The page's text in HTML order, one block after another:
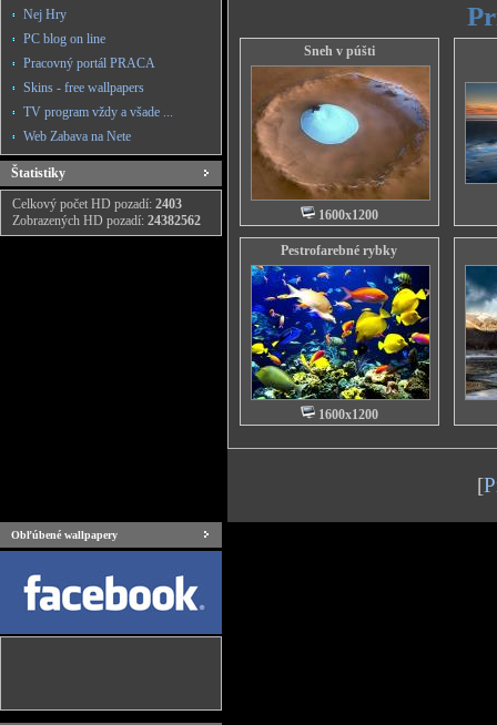
Nej Hry
PC blog on line
Pracovný portál PRACA
Skins - free wallpapers
TV program vždy a všade ...
Web Zabava na Nete
Štatistiky
Celkový počet HD pozadí: 2403
Zobrazených HD pozadí: 24382562
Sneh v púšti
1600x1200
Pestrofarebné rybky
1600x1200
[
Obľúbené wallpapery